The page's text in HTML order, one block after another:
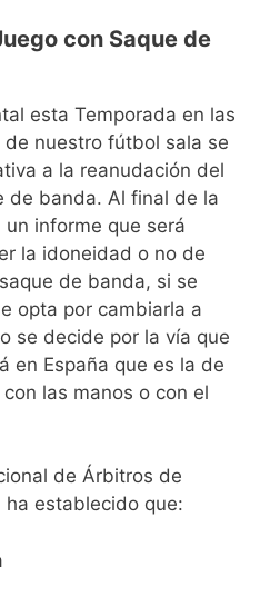
con Saque de
esta Temporada en las
nuestro fútbol sala se
a la reanudación del
de banda. Al final de la
informe que será
la idoneidad o no de
de banda, si se
opta por cambiarla a
se decide por la vía que
en España que es la de
las manos o con el
de Árbitros de
ha establecido que: